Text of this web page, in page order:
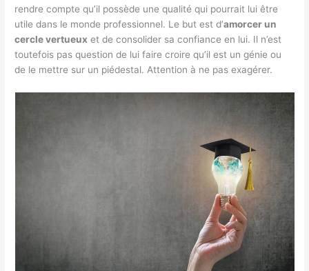
rendre compte qu’il possède une qualité qui pourrait lui être
utile dans le monde professionnel. Le but est d’amorcer un
cercle vertueux et de consolider sa confiance en lui. Il n’est
toutefois pas question de lui faire croire qu’il est un génie ou
de le mettre sur un piédestal. Attention à ne pas exagérer.